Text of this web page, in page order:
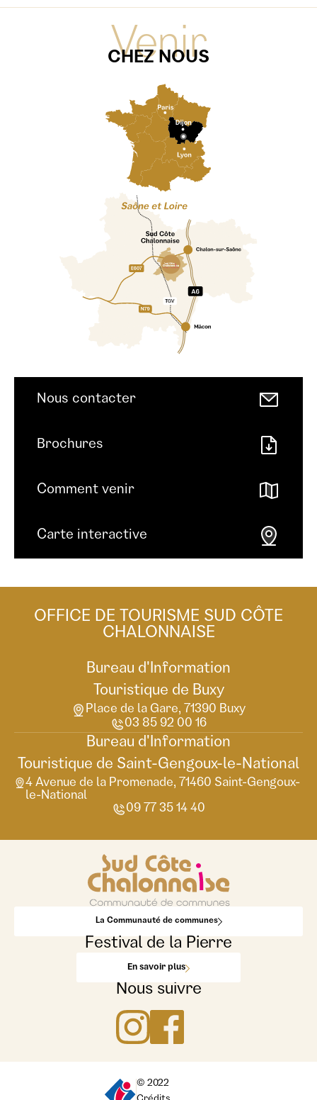
Venir
CHEZ NOUS
Nous contacter
Brochures
Comment venir
Carte interactive
OFFICE DE TOURISME SUD CÔTE
CHALONNAISE
Bureau d'Information
Touristique de Buxy
Place de la Gare, 71390 Buxy
03 85 92 00 16
Bureau d'Information
Touristique de Saint-Gengoux-le-National
4 Avenue de la Promenade, 71460 Saint-Gengoux-
le-National
09 77 35 14 40
La Communauté de communes
Festival de la Pierre
En savoir plus
Nous suivre
© 2022